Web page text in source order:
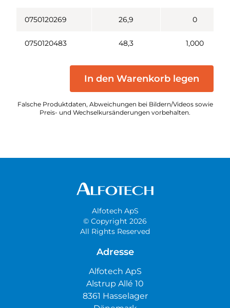
0750120269 26,9 0
0750120483 48,3 1,000
In den Warenkorb legen
Falsche Produktdaten, Abweichungen bei Bildern/Videos sowie
Preis- und Wechselkursänderungen vorbehalten.
Alfotech ApS
© Copyright 2026
All Rights Reserved
Adresse
Alfotech ApS
Alstrup Allé 10
8361 Hasselager